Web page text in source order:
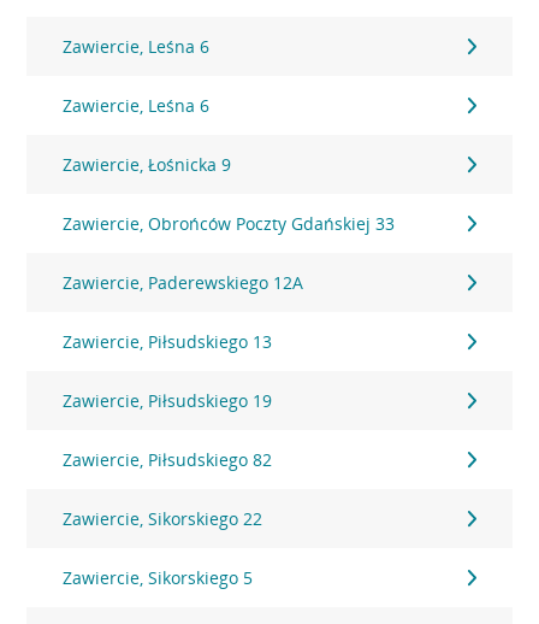
Zawiercie, Leśna 6
Zawiercie, Leśna 6
Zawiercie, Łośnicka 9
Zawiercie, Obrońców Poczty Gdańskiej 33
Zawiercie, Paderewskiego 12A
Zawiercie, Piłsudskiego 13
Zawiercie, Piłsudskiego 19
Zawiercie, Piłsudskiego 82
Zawiercie, Sikorskiego 22
Zawiercie, Sikorskiego 5